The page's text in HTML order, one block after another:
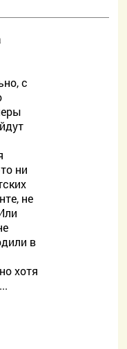
с
ни
не
в
хотя